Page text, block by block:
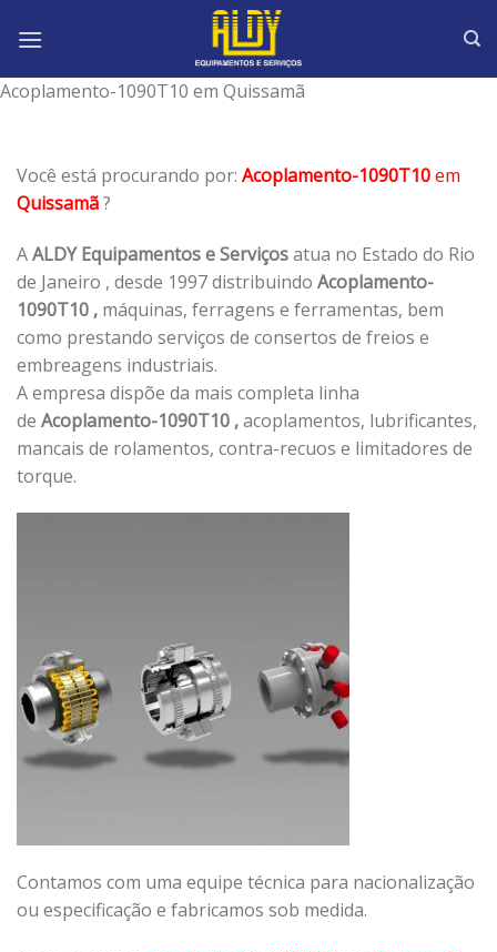
Acoplamento-1090T10 em Quissamã
Você está procurando por: Acoplamento-1090T10em
Quissamã?
AALDY Equipamentos e Serviçosatua no Estado do Rio
de Janeiro , desde 1997 distribuindo Acoplamento-
1090T10 , máquinas, ferragens e ferramentas, bem
como prestando serviços de consertos de freios e
embreagens industriais.
A empresa dispõe da mais completa linha
de Acoplamento-1090T10 ,acoplamentos, lubrificantes,
mancais de rolamentos, contra-recuos e limitadores de
torque.
Contamos com uma equipe técnica para nacionalização
ou especificação e fabricamos sob medida.